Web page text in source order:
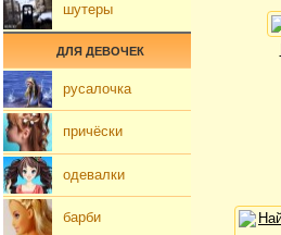
шутеры
ДЛЯ ДЕВОЧЕК
русалочка
причёски
одевалки
барби